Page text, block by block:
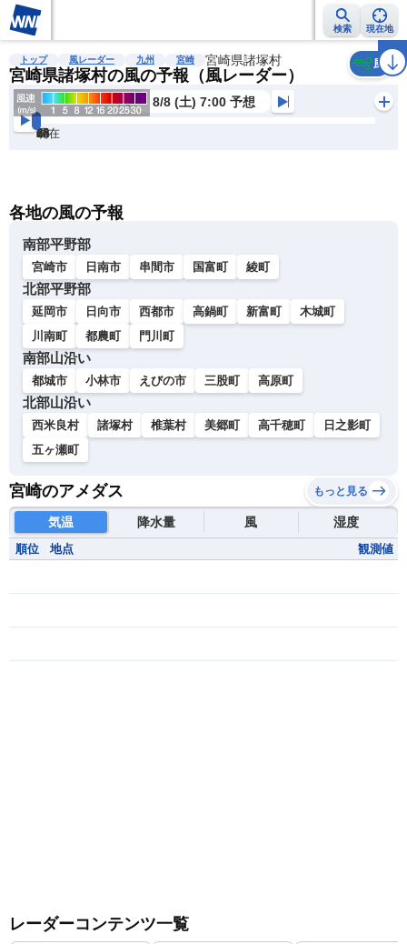
検索 現在地
雨雲レーダー 台風情報 地震情報 警報・注意報 2週間天気 ラ
トップ 風レーダー 九州 宮崎 宮崎県諸塚村
宮崎県諸塚村の風の予報（風レーダー）
風
8/8 (土) 7:00 予想
現在
6h
12
24
36
48
60
72
各地の風の予報
南部平野部
宮崎市 日南市 串間市 国富町 綾町
北部平野部
延岡市 日向市 西都市 高鍋町 新富町
木城町
川南町
都農町 門川町
南部山沿い
都城市 小林市 えびの市 三股町 高原町
北部山沿い
西米良村 諸塚村 椎葉村 美郷町 高千穂町
日之影町
五ヶ瀬町
宮崎のアメダス もっと見る
気温 降水量 風 湿度
順位 地点 観測値
レーダーコンテンツ一覧